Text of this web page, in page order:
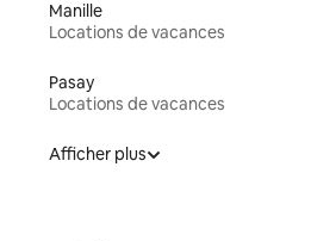
Manille
Locations de vacances
Pasay
Locations de vacances
Afficher plus